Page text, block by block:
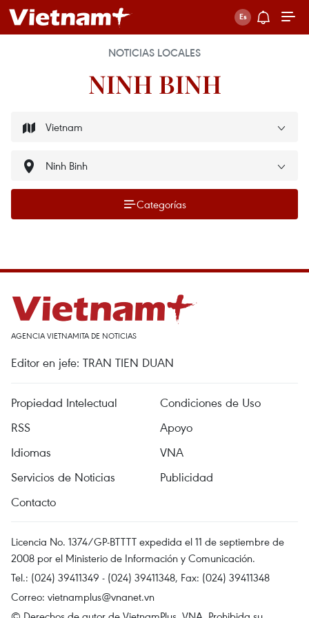
NOTICIAS LOCALES
NINH BINH
Categorías
AGENCIA VIETNAMITA DE NOTICIAS
Editor en jefe: TRAN TIEN DUAN
Propiedad Intelectual
Condiciones de Uso
RSS
Apoyo
Idiomas
VNA
Servicios de Noticias
Publicidad
Contacto
Licencia No. 1374/GP-BTTTT expedida el 11 de septiembre de
2008 por el Ministerio de Información y Comunicación.
Tel.: (024) 39411349 - (024) 39411348, Fax: (024) 39411348
Correo: vietnamplus@vnanet.vn